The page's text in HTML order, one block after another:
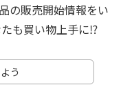
の販売開始情報をい
も買い物上手に⁉
う